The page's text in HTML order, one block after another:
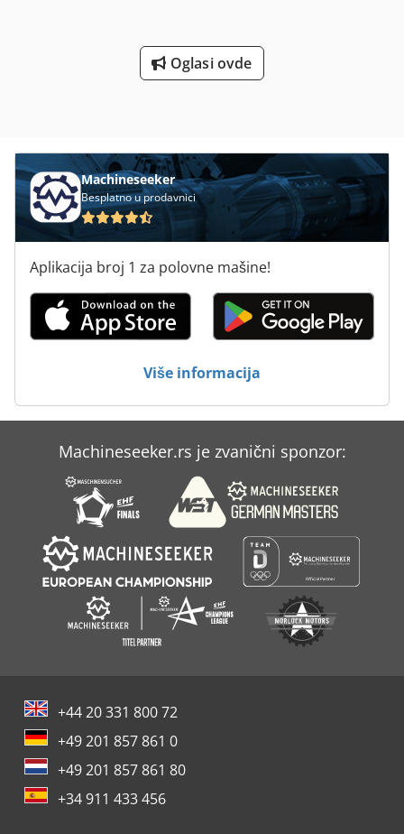
Oglasi ovde
Machineseeker
Besplatno u prodavnici
Aplikacija broj 1 za polovne mašine!
Više informacija
Machineseeker.rs je zvanični sponzor:
+44 20 331 800 72
+49 201 857 861 0
+49 201 857 861 80
+34 911 433 456